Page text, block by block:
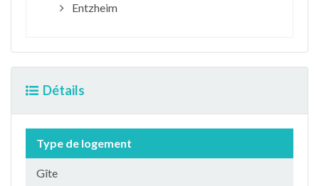
Entzheim
Détails
Type de logement
Gîte